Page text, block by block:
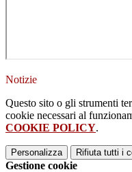
Notizie
Questo sito o gli strumenti
cookie necessari al
COOKIE POLICY.
Personalizza Rifiuta tutti i
Gestione cookie